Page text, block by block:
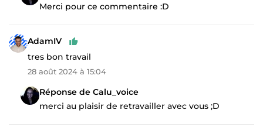
Merci pour ce commentaire :D
AdamIV
tres bon travail
28 août 2024 à 15:04
Réponse de Calu_voice
merci au plaisir de retravailler avec vous ;D